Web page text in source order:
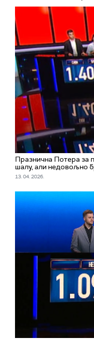
Празнична Потера за
шалу, али недовољно
13. 04. 2026.